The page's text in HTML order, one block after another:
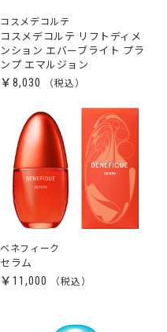
コスメデコルテ
コスメデコルテ リフトディメ
ンション エバーブライト プラ
ンプ エマルジョン
￥8,030
ベネフィーク
セラム
￥11,000